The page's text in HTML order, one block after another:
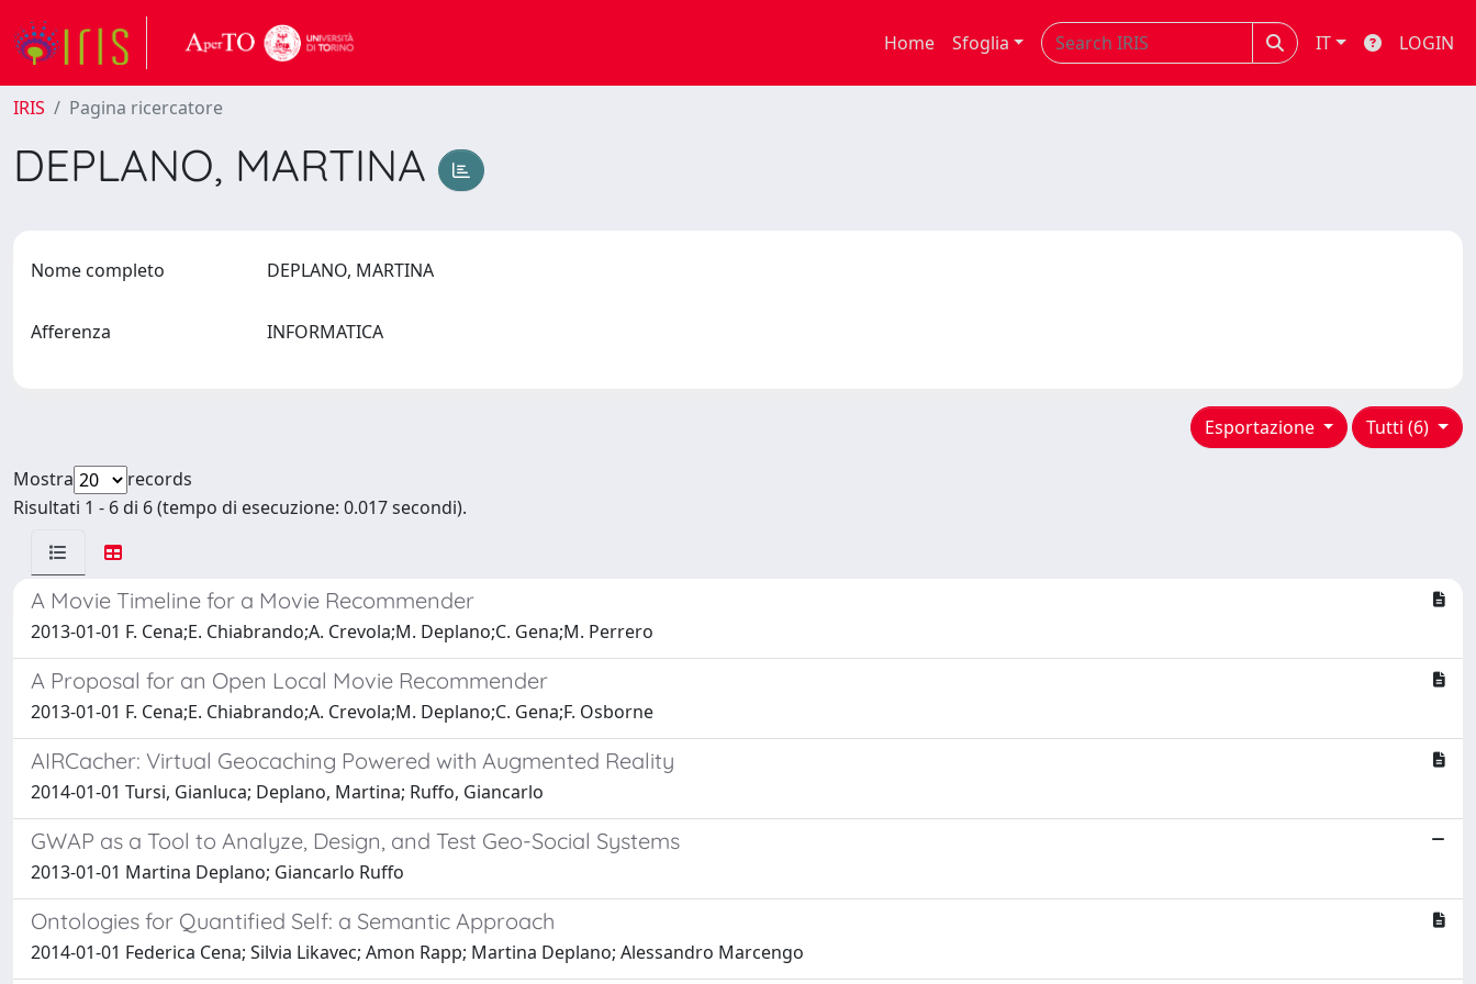
Home Sfoglia IT LOGIN
IRIS Pagina ricercatore
DEPLANO, MARTINA
Nome completo DEPLANO, MARTINA
Afferenza INFORMATICA
Tutti (6)
Esportazione
Mostra
records
Risultati 1 - 6 di 6 (tempo di esecuzione: 0.017 secondi).
A Movie Timeline for a Movie Recommender
2013-01-01 F. Cena;E. Chiabrando;A. Crevola;M. Deplano;C. Gena;M. Perrero
A Proposal for an Open Local Movie Recommender
2013-01-01 F. Cena;E. Chiabrando;A. Crevola;M. Deplano;C. Gena;F. Osborne
AIRCacher: Virtual Geocaching Powered with Augmented Reality
2014-01-01 Tursi, Gianluca; Deplano, Martina; Ruffo, Giancarlo
GWAP as a Tool to Analyze, Design, and Test Geo-Social Systems
2013-01-01 Martina Deplano; Giancarlo Ruffo
Ontologies for Quantified Self: a Semantic Approach
2014-01-01 Federica Cena; Silvia Likavec; Amon Rapp; Martina Deplano; Alessandro Marcengo